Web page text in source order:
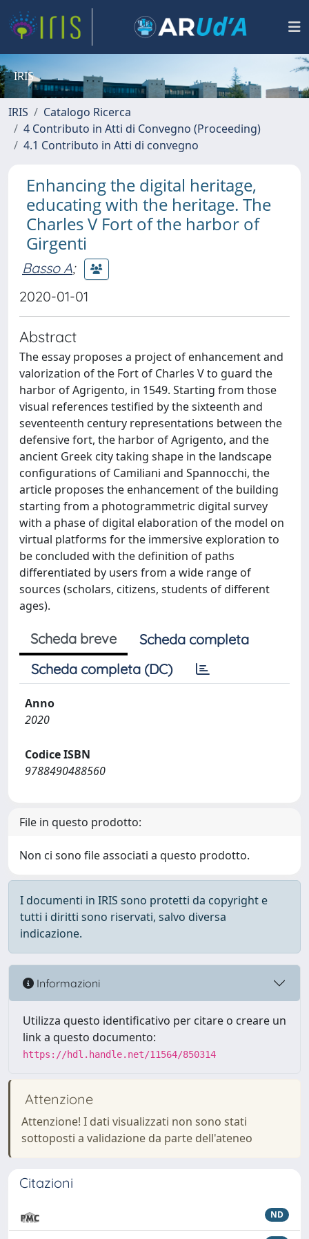
IRIS
IRIS
Catalogo Ricerca
4 Contributo in Atti di Convegno (Proceeding)
4.1 Contributo in Atti di convegno
Enhancing the digital heritage,
educating with the heritage. The
Charles V Fort of the harbor of
Girgenti
Basso A;
2020-01-01
Abstract
The essay proposes a project of enhancement and
valorization of the Fort of Charles V to guard the
harbor of Agrigento, in 1549. Starting from those
visual references testified by the sixteenth and
seventeenth century representations between the
defensive fort, the harbor of Agrigento, and the
ancient Greek city taking shape in the landscape
configurations of Camiliani and Spannocchi, the
article proposes the enhancement of the building
starting from a photogrammetric digital survey
with a phase of digital elaboration of the model on
virtual platforms for the immersive exploration to
be concluded with the definition of paths
differentiated by users from a wide range of
sources (scholars, citizens, students of different
ages).
Scheda breve
Scheda completa
Scheda completa (DC)
Anno
2020
Codice ISBN
9788490488560
File in questo prodotto:
Non ci sono file associati a questo prodotto.
I documenti in IRIS sono protetti da copyright e
tutti i diritti sono riservati, salvo diversa
indicazione.
Informazioni
Utilizza questo identificativo per citare o creare un
link a questo documento:
https://hdl.handle.net/11564/850314
Attenzione
Attenzione! I dati visualizzati non sono stati
sottoposti a validazione da parte dell'ateneo
Citazioni
ND